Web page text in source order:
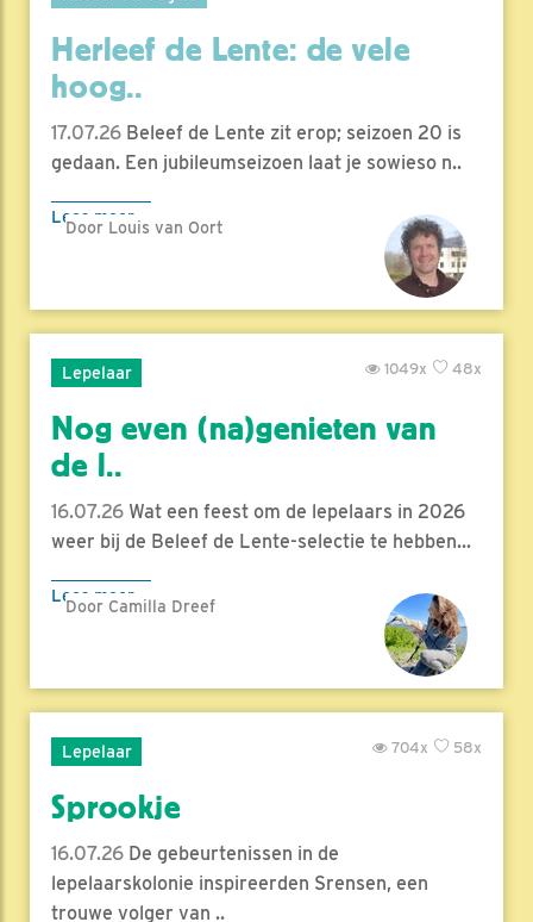
Herleef de Lente: de vele
hoog..
17.07.26 Beleef de Lente zit erop; seizoen 20 is
gedaan. Een jubileumseizoen laat je sowieso n..
Lees meer
Door Louis van Oort
Lepelaar 48x
1049x
Nog even (na)genieten van
de l..
16.07.26 Wat een feest om de lepelaars in 2026
weer bij de Beleef de Lente-selectie te hebben...
Lees meer
Door Camilla Dreef
Lepelaar 58x
704x
Sprookje
16.07.26 De gebeurtenissen in de
lepelaarskolonie inspireerden Srensen, een
trouwe volger van ..